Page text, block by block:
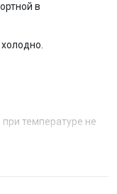
в
температуре не